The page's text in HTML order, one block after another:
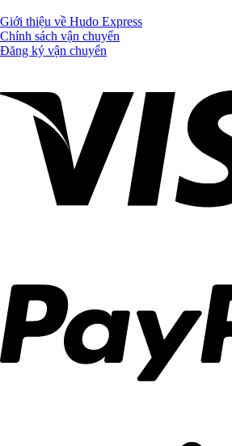
Giới thiệu về Hudo Express
Chính sách vận chuyển
Đăng ký vận chuyển